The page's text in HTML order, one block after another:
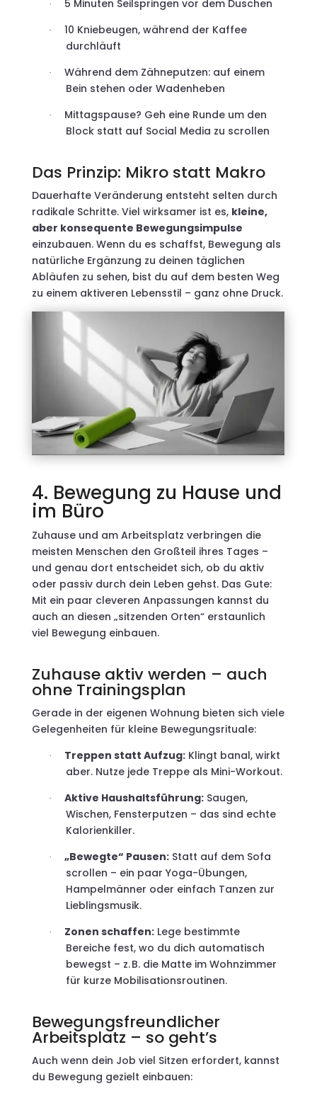
· 5 Minuten Seilspringen vor dem Duschen
·
10 Kniebeugen, während der Kaffee
durchläuft
·
Während dem Zähneputzen: auf einem
Bein stehen oder Wadenheben
·
Mittagspause? Geh eine Runde um den
Block statt auf Social Media zu scrollen
Das Prinzip: Mikro statt Makro
Dauerhafte Veränderung entsteht selten durch
radikale Schritte. Viel wirksamer ist es, kleine,
aber konsequente Bewegungsimpulse
einzubauen. Wenn du es schaffst, Bewegung als
natürliche Ergänzung zu deinen täglichen
Abläufen zu sehen, bist du auf dem besten Weg
zu einem aktiveren Lebensstil – ganz ohne Druck.
4. Bewegung zu Hause und
im Büro
Zuhause und am Arbeitsplatz verbringen die
meisten Menschen den Großteil ihres Tages –
und genau dort entscheidet sich, ob du aktiv
oder passiv durch dein Leben gehst. Das Gute:
Mit ein paar cleveren Anpassungen kannst du
auch an diesen „sitzenden Orten“ erstaunlich
viel Bewegung einbauen.
Zuhause aktiv werden – auch
ohne Trainingsplan
Gerade in der eigenen Wohnung bieten sich viele
Gelegenheiten für kleine Bewegungsrituale:
· Treppen statt Aufzug:Klingt banal, wirkt
aber. Nutze jede Treppe als Mini-Workout.
· Aktive Haushaltsführung:Saugen,
Wischen, Fensterputzen – das sind echte
Kalorienkiller.
· „Bewegte“ Pausen:Statt auf dem Sofa
scrollen – ein paar Yoga-Übungen,
Hampelmänner oder einfach Tanzen zur
Lieblingsmusik.
· Zonen schaffen:Lege bestimmte
Bereiche fest, wo du dich automatisch
bewegst – z. B. die Matte im Wohnzimmer
für kurze Mobilisationsroutinen.
Bewegungsfreundlicher
Arbeitsplatz – so geht’s
Auch wenn dein Job viel Sitzen erfordert, kannst
du Bewegung gezielt einbauen: